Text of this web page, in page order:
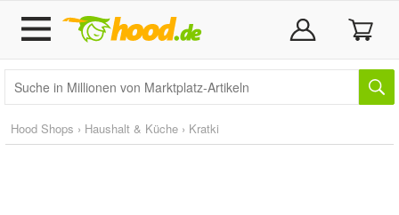
Hood Shops › Haushalt & Küche › Kratki